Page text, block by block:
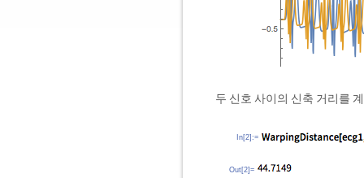
두 신호 사이의 신축 거리를
In[2]:=
Out[2]=